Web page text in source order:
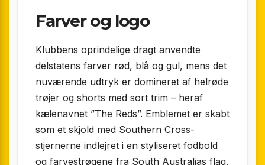
Farver og logo
Klubbens oprindelige dragt anvendte
delstatens farver rød, blå og gul, mens det
nuværende udtryk er domineret af helrøde
trøjer og shorts med sort trim – heraf
kælenavnet ”The Reds”. Emblemet er skabt
som et skjold med Southern Cross-
stjernerne indlejret i en styliseret fodbold
og farvestrøgene fra South Australias flag.